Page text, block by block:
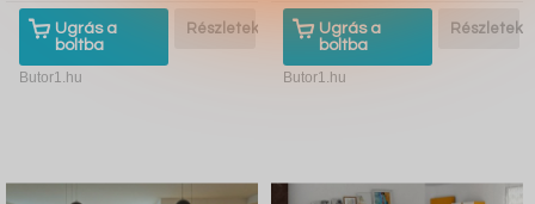
Ugrás a
boltba
Részletek
Butor1.hu
Ugrás a
boltba
Részletek
Butor1.hu